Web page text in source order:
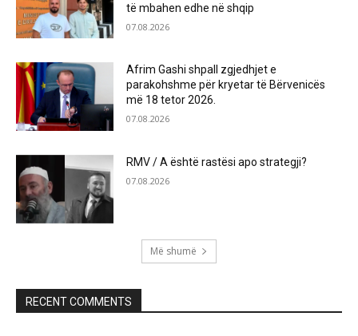
të mbahen edhe në shqip
07.08.2026
Afrim Gashi shpall zgjedhjet e
parakohshme për kryetar të Bërvenicës
më 18 tetor 2026.
07.08.2026
RMV / A është rastësi apo strategji?
07.08.2026
Më shumë
RECENT COMMENTS